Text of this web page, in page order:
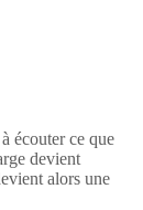
écouter ce que
devient
alors une